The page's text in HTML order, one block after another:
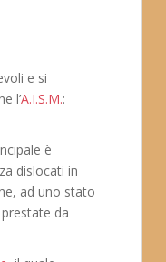
e si
l’A.I.S.M.:
è
dislocati in
ad uno stato
da